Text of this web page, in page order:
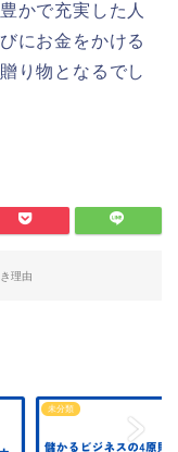
かで充実した人
にお金をかける
り物となるでし
理由
未分類